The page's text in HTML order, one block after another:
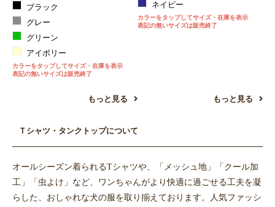
ブラック
グレー
グリーン
アイボリー
カラーをタップしてサイズ・在庫を表示
表記の無いサイズは販売終了
もっと見る
ネイビー
カラーをタップしてサイズ・在庫を表示
表記の無いサイズは販売終了
もっと見る
Ｔシャツ・タンクトップについて
オールシーズン着られるTシャツや、「メッシュ地」「クール加
工」「虫よけ」など、ワンちゃんがより快適に過ごせる工夫を凝
らした、おしゃれな犬の服を取り揃えております。人気ファッシ